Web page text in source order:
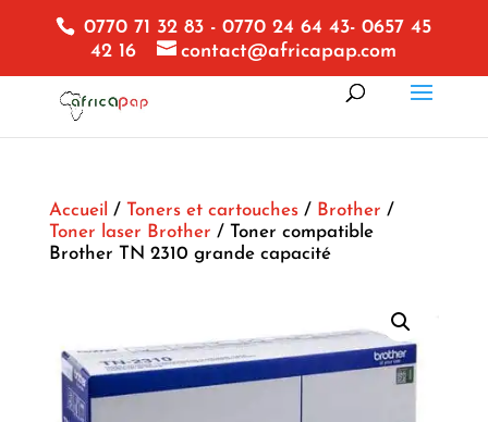
0770 71 32 83 - 0770 24 64 43- 0657 45
42 16
contact@africapap.com
Accueil / Toners et cartouches/ Brother /
Toner laser Brother / Toner compatible
Brother TN 2310 grande capacité